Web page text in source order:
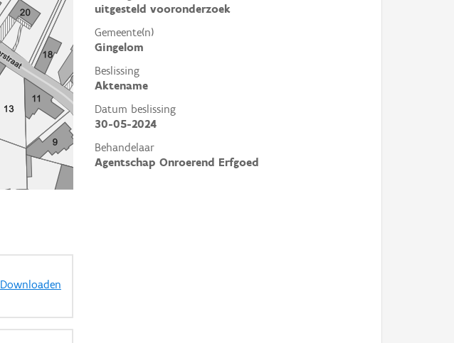
uitgesteld vooronderzoek
Gemeente(n)
Gingelom
Beslissing
Aktename
Datum beslissing
30-05-2024
Behandelaar
Agentschap Onroerend Erfgoed
Downloaden